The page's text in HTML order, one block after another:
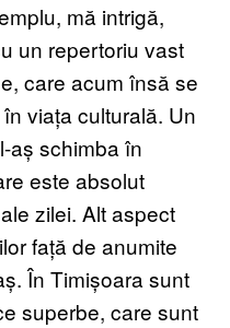
mă intrigă,
un repertoriu vast
care acum însă se
viața culturală. Un
aș schimba în
este absolut
zilei. Alt aspect
față de anumite
În Timișoara sunt
superbe, care sunt